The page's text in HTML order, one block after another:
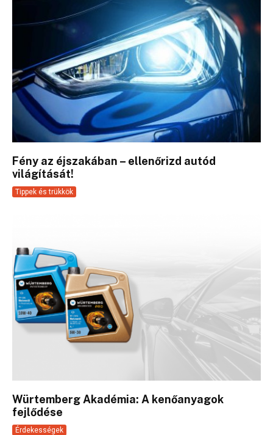
Fény az éjszakában – ellenőrizd autód
világítását!
Tippek és trükkök
Würtemberg Akadémia: A kenőanyagok
fejlődése
Érdekességek